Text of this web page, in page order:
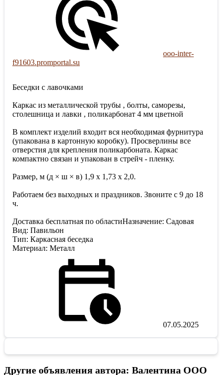
ooo-inter-
f91603.promportal.su
Беседки с лавочками
Каркас из металлической трубы , болты, саморезы,
столешница и лавки , поликарбонат 4 мм цветной
В комплект изделий входит вся необходимая фурнитура
(упакована в картонную коробку). Просверлины все
отверстия для крепления поликарбоната. Каркас
компактно связан и упакован в стрейч - пленку.
Размер, м (д × ш × в) 1,9 х 1,73 х 2,0.
Работаем без выходных и праздников. Звоните с 9 до 18
ч.
Доставка бесплатная по областиНазначение: Садовая
Вид: Павильон
Тип: Каркасная беседка
Материал: Металл
07.05.2025
Другие объявления автора: Валентина ООО